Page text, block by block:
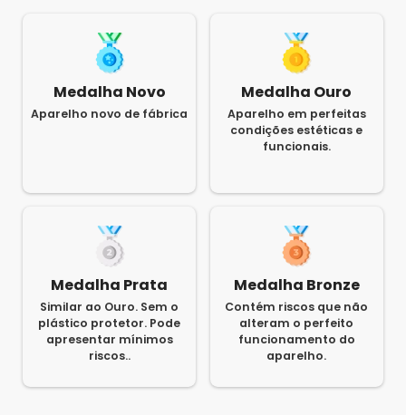
Medalha Novo
Aparelho novo de fábrica
Medalha Ouro
Aparelho em perfeitas
condições estéticas e
funcionais.
Medalha Prata
Similar ao Ouro. Sem o
plástico protetor. Pode
apresentar mínimos
riscos..
Medalha Bronze
Contém riscos que não
alteram o perfeito
funcionamento do
aparelho.